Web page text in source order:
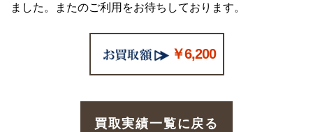
ました。またのご利用をお待ちしております。
￥6,200
買取実績一覧に戻る